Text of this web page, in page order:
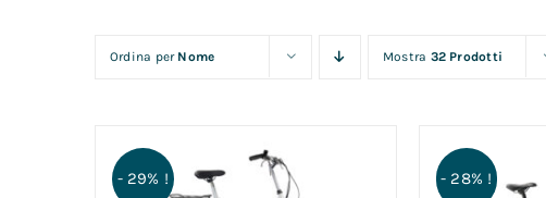
Ordina per Nome Mostra 32 Prodotti
- 29% ! - 28% !